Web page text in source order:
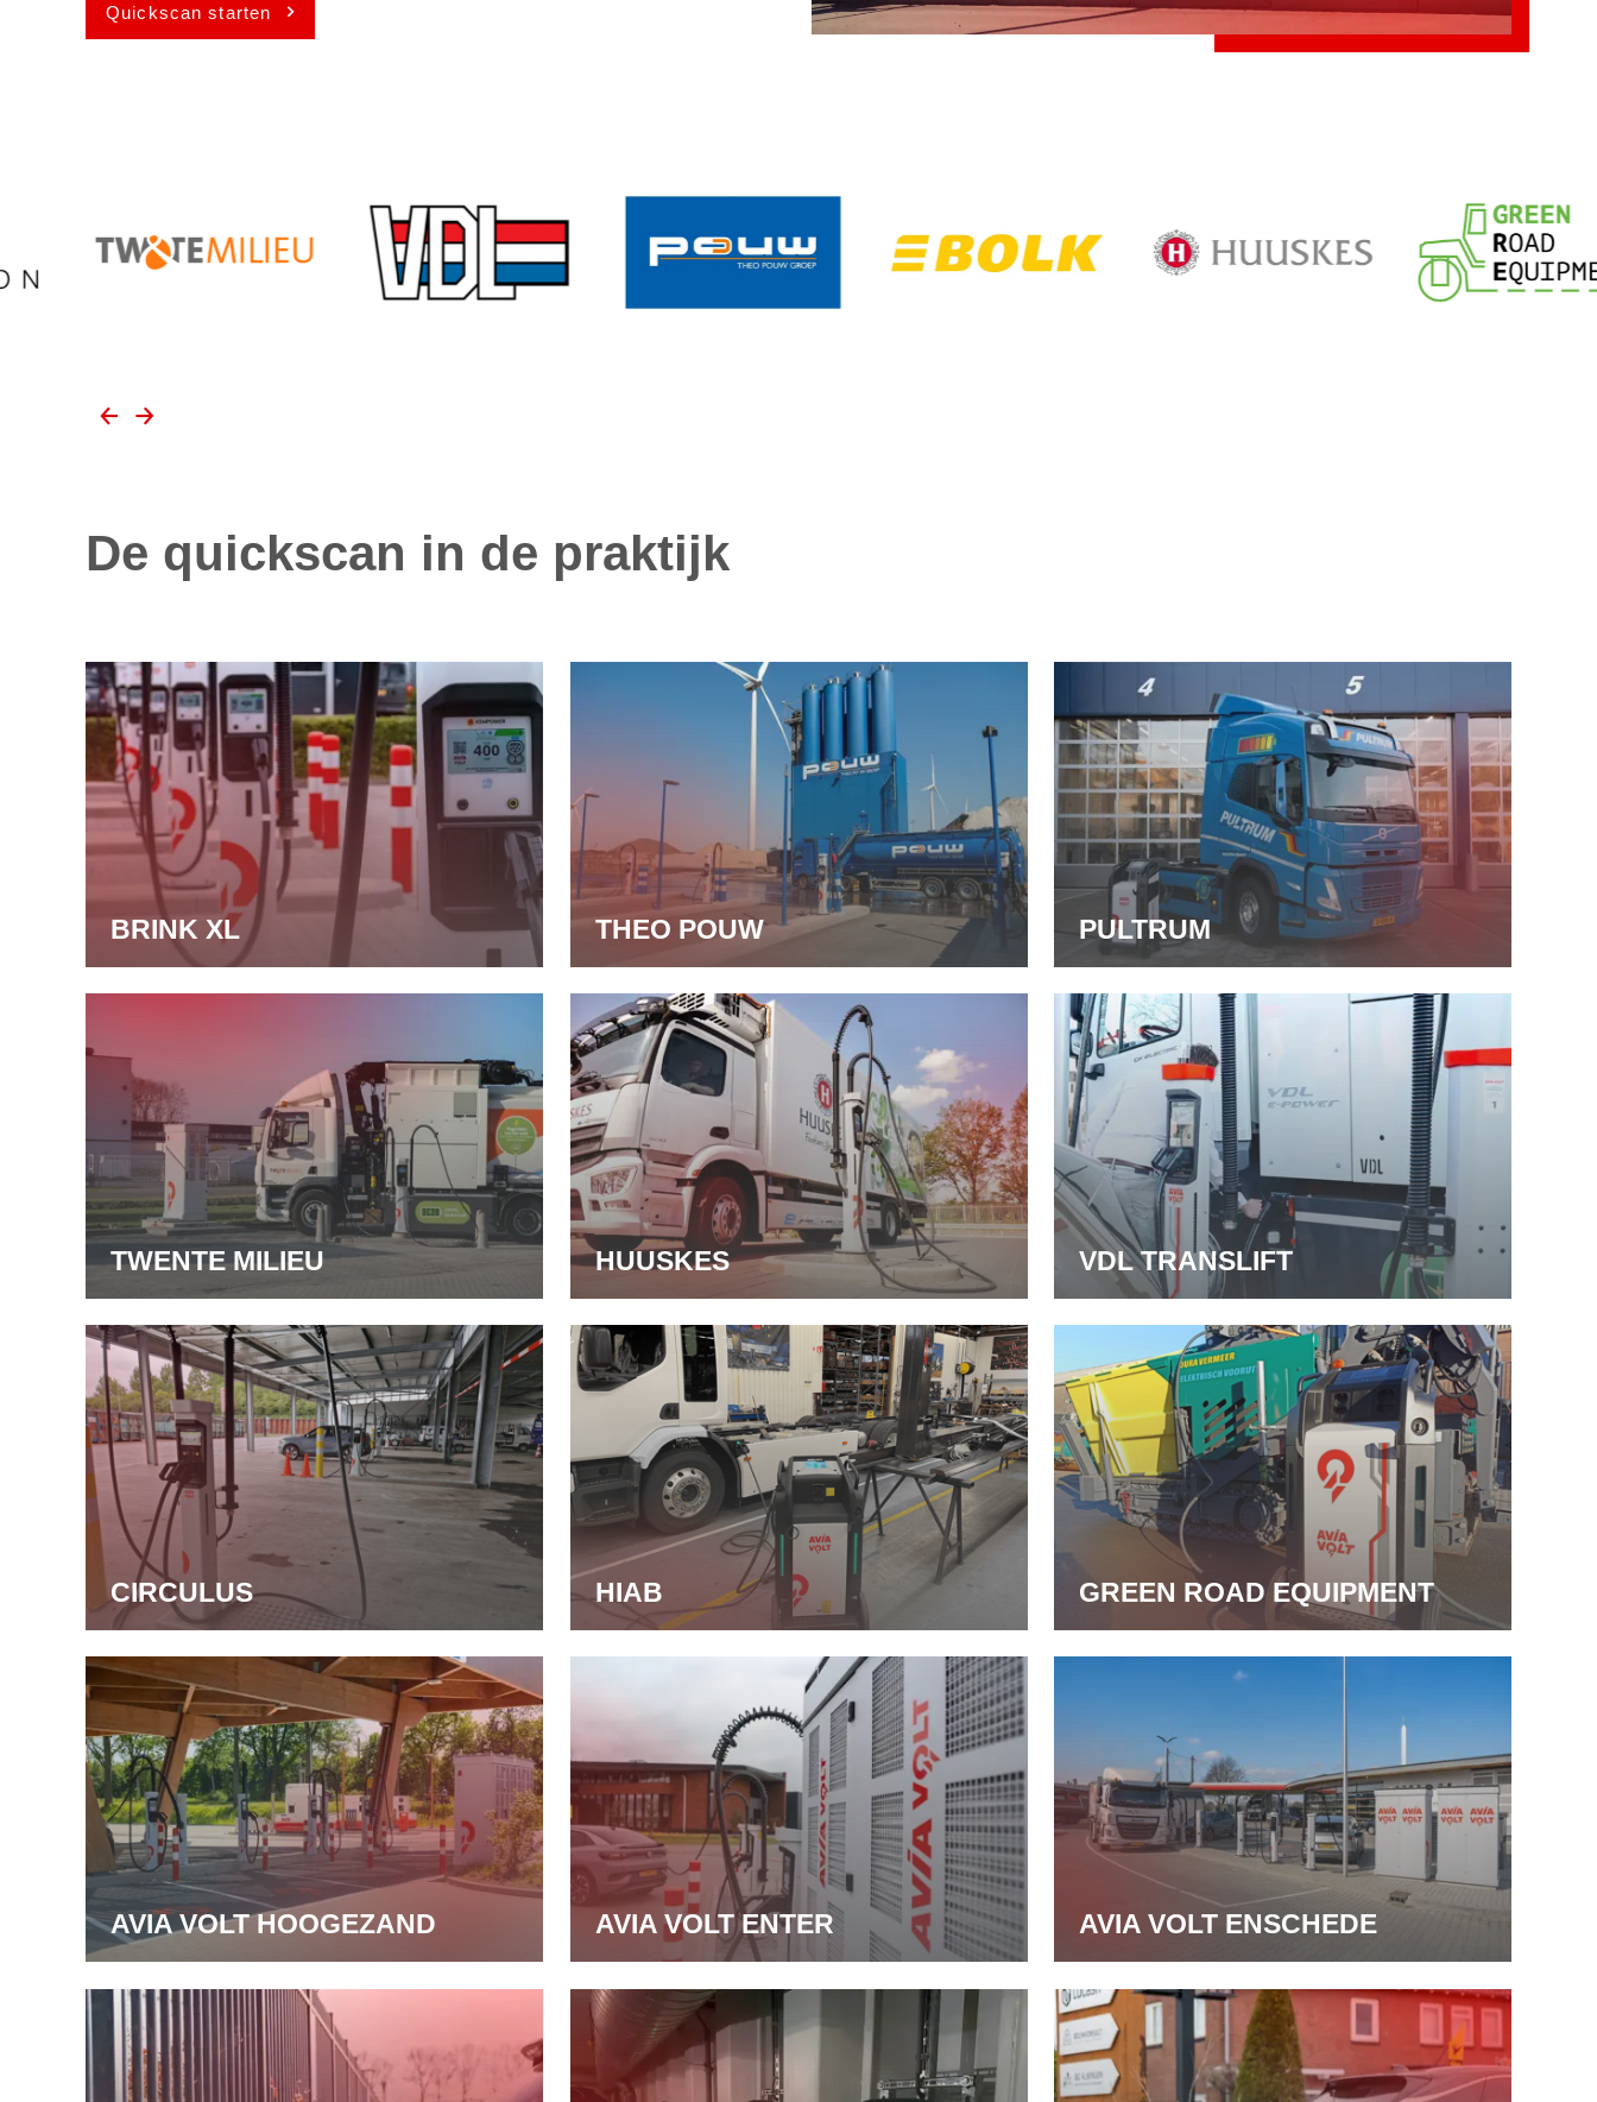
Quickscan starten
De quickscan in de praktijk
BRINK XL
TWENTE MILIEU
CIRCULUS
AVIA VOLT HOOGEZAND
THEO POUW
HUUSKES
HIAB
AVIA VOLT ENTER
PULTRUM
VDL TRANSLIFT
GREEN ROAD EQUIPMENT
AVIA VOLT ENSCHEDE